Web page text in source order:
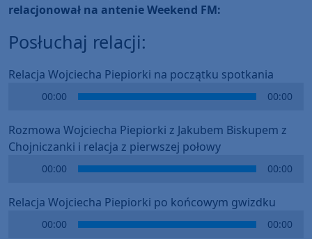
relacjonował na antenie Weekend FM:
Posłuchaj relacji:
Relacja Wojciecha Piepiorki na początku spotkania
00:00 00:00
Rozmowa Wojciecha Piepiorki z Jakubem Biskupem z
Chojniczanki i relacja z pierwszej połowy
00:00 00:00
Relacja Wojciecha Piepiorki po końcowym gwizdku
00:00 00:00